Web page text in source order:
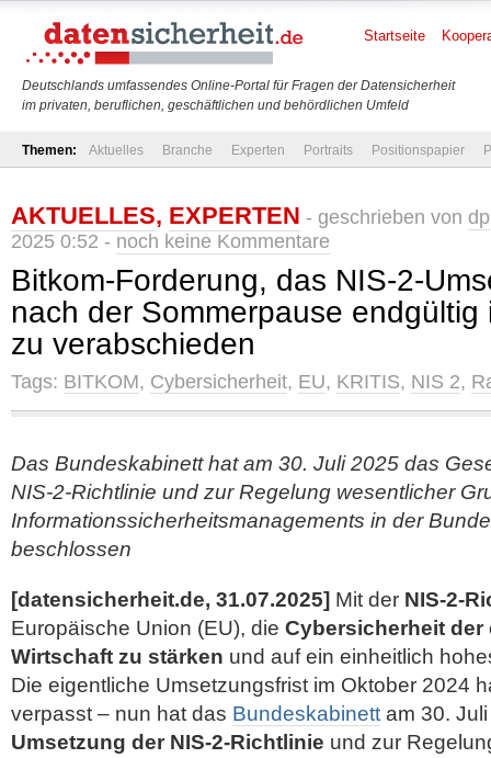
Deutschlands umfassendes Online-Portal für Fragen der Datensicherheit
im privaten, beruflichen, geschäftlichen und behördlichen Umfeld
Startseite
Themen: Aktuelles Branche Experten Portraits Positionspapier
AKTUELLES, EXPERTEN - geschrieben von dp
2025 0:52 - noch keine Kommentare
Bitkom-Forderung, das NIS-2-
nach der Sommerpause endgültig
zu verabschieden
Tags: BITKOM, Cybersicherheit, EU, KRITIS, NIS 2,
Das Bundeskabinett hat am 30. Juli 2025 das
NIS-2-Richtlinie und zur Regelung wesentlicher
Informationssicherheitsmanagements in der
beschlossen
[datensicherheit.de, 31.07.2025] Mit der NIS-2-
Europäische Union (EU), die Cybersicherheit der
Wirtschaft zu stärken und auf ein einheitlich
Die eigentliche Umsetzungsfrist im Oktober 2024
verpasst – nun hat das Bundeskabinett am 30.
Umsetzung der NIS-2-Richtlinie und zur